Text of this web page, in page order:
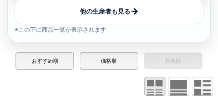
他の生産者も見る →
※この下に商品一覧が表示されます
おすすめ順 価格順 新着順